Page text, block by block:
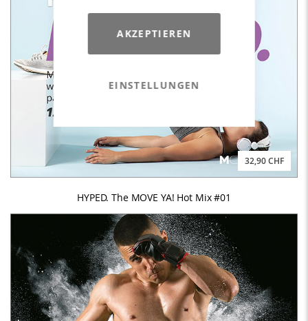
AKZEPTIEREN
EINSTELLUNGEN
32,90 CHF
HYPED. The MOVE YA! Hot Mix #01